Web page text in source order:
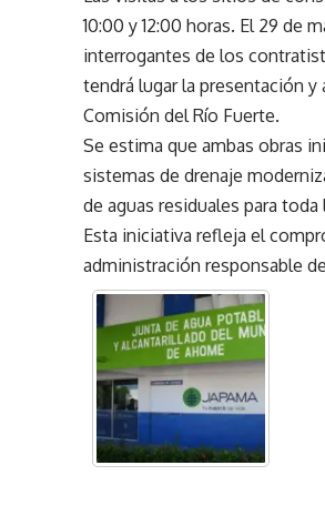
10:00 y 12:00 horas. El 29 de
interrogantes de los
tendrá lugar la presentación
Comisión del Río Fuerte.
Se estima que ambas obras
sistemas de drenaje
de aguas residuales para
Esta iniciativa refleja el
administración responsable